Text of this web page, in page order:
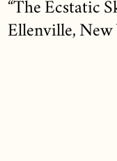
“The Ecstatic
Ellenville, New